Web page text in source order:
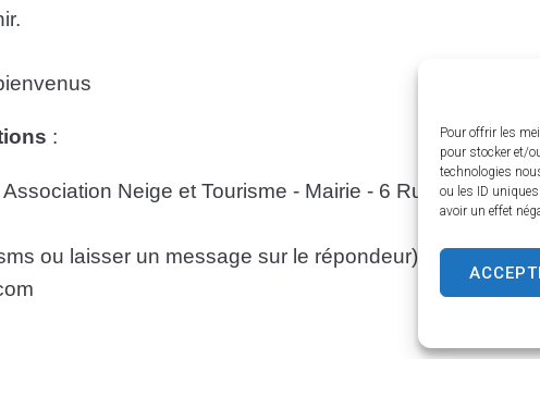
Pour offrir les
pour stocker et/
technologies
ou les ID
avoir un effet
:
Neige et Tourisme - Mairie - 6 Rue Gustave
ou laisser un message sur le répondeur)